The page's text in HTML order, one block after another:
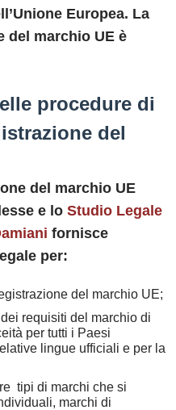
Europea. La
del marchio UE è
procedure di
del
del marchio UE
e lo Studio Legale
fornisce
per:
del marchio UE;
requisiti del marchio di
per tutti i Paesi
lingue ufficiali e per la
tipi di marchi che si
marchi di